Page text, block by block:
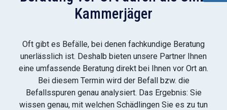
Kammerjäger
Oft gibt es Befälle, bei denen fachkundige Beratung
unerlässlich ist. Deshalb bieten unsere Partner Ihnen
eine umfassende Beratung direkt bei Ihnen vor Ort an.
Bei diesem Termin wird der Befall bzw. die
Befallsspuren genau analysiert. Das Ergebnis: Sie
wissen genau, mit welchen Schädlingen Sie es zu tun